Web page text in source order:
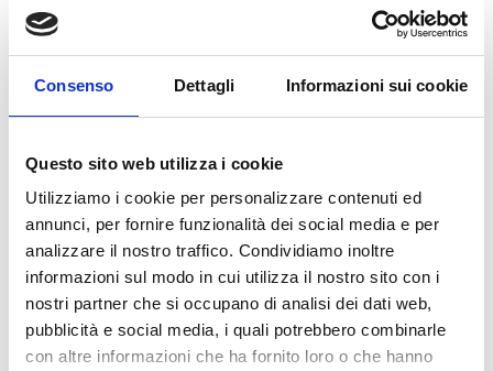
Consenso Dettagli Informazioni sui cookie
Questo sito web utilizza i cookie
Utilizziamo i cookie per personalizzare contenuti ed
annunci, per fornire funzionalità dei social media e per
analizzare il nostro traffico. Condividiamo inoltre
informazioni sul modo in cui utilizza il nostro sito con i
nostri partner che si occupano di analisi dei dati web,
pubblicità e social media, i quali potrebbero combinarle
con altre informazioni che ha fornito loro o che hanno